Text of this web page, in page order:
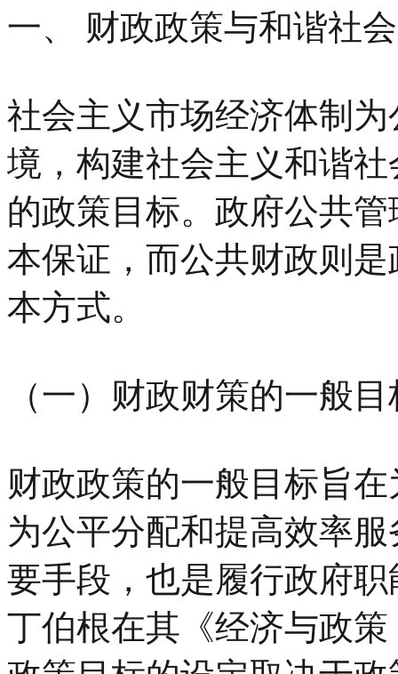
一、 财政政策与和谐社会
社会主义市场经济体制
境，构建社会主义和谐
的政策目标。政府公共
本保证，而公共财政则
本方式。
（一）财政财策的一般目
财政政策的一般目标旨
为公平分配和提高效率
要手段，也是履行政府
丁伯根在其《经济与政